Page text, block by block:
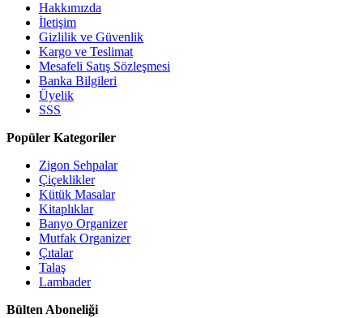
Hakkımızda
İletişim
Gizlilik ve Güvenlik
Kargo ve Teslimat
Mesafeli Satış Sözleşmesi
Banka Bilgileri
Üyelik
SSS
Popüler Kategoriler
Zigon Sehpalar
Çiçeklikler
Kütük Masalar
Kitaplıklar
Banyo Organizer
Mutfak Organizer
Çıtalar
Talaş
Lambader
Bülten Aboneliği